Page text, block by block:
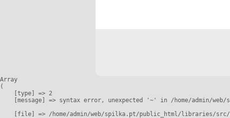
Array
(
    [type] => 2
[message] => syntax error, unexpected '~' in /home/admin/
[file] => /home/admin/web/spilka.pt/public_html/libraries/